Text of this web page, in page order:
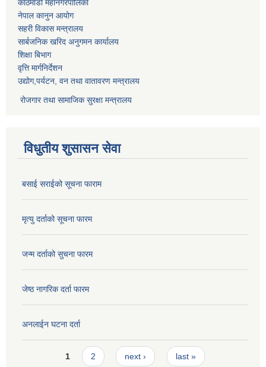
काठमाडौं महानगरपालिका
नेपाल कानुन आयोग
सहरी विकास मन्त्रालय
सार्बजनिक खरिद अनुगमन कार्यालय
शिक्षा बिभाग
वृत्ति मार्गनिर्देशन
उद्योग,पर्यटन, वन तथा वातावरण मन्त्रालय
रोजगार तथा सामाजिक सुरक्षा मन्त्रालय
विधुतीय शुसासन सेवा
बसाई सराईको सूचना फाराम
मृत्यु दर्ताको सूचना फारम
जन्म दर्ताको सुचना फारम
जेष्ठ नागरिक दर्ता फारम
अनलाईन घटना दर्ता
Pages1 2 next › last »